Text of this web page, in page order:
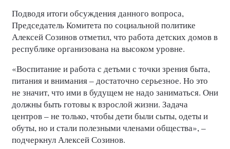
Подводя итоги обсуждения данного вопроса,
Председатель Комитета по социальной политике
Алексей Созинов отметил, что работа детских домов в
республике организована на высоком уровне.
«Воспитание и работа с детьми с точки зрения быта,
питания и внимания – достаточно серьезное. Но это
не значит, что ими в будущем не надо заниматься. Они
должны быть готовы к взрослой жизни. Задача
центров – не только, чтобы дети были сыты, одеты и
обуты, но и стали полезными членами общества», –
подчеркнул Алексей Созинов.